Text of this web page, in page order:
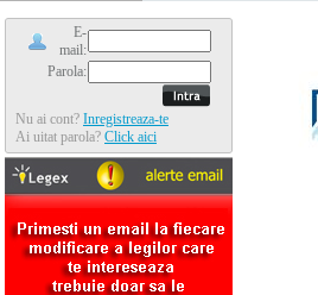
E-
mail:
Parola:
Nu ai cont? Inregistreaza-te
Ai uitat parola? Click aici